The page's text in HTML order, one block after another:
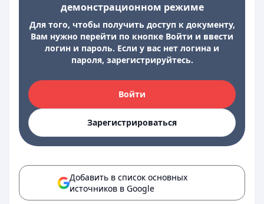
демонстрационном режиме
Для того, чтобы получить доступ к документу,
Вам нужно перейти по кнопке Войти и ввести
логин и пароль. Если у вас нет логина и
пароля, зарегистрируйтесь.
Войти
Зарегистрироваться
Добавить в список основных
источников в Google